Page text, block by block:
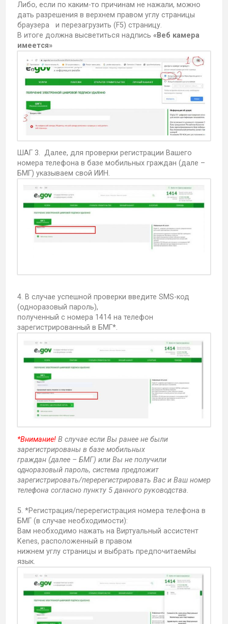
Либо, если по каким-то причинам не нажали, можно
дать разрешения в верхнем правом углу страницы
браузера и перезагрузить (F5) страницу.
В итоге должна высветиться надпись «Веб камера
имеется»
ШАГ 3. Далее, для проверки регистрации Вашего
номера телефона в базе мобильных граждан (дале –
БМГ) указываем свой ИИН.
4. В случае успешной проверки введите SMS-код
(одноразовый пароль),
полученный с номера 1414 на телефон
зарегистрированный в БМГ*.
*Внимание!В случае если Вы ранее не были
зарегистрированы в базе мобильных
граждан (далее – БМГ) или Вы не получили
одноразовый пароль, система предложит
зарегистрировать/перерегистрировать Вас и Ваш номер
телефона согласно пункту 5данного руководства.
5. *Регистрация/перерегистрация номера телефона в
БМГ (в случае необходимости):
Вам необходимо нажать на Виртуальный ассистент
Kenes, расположенный в правом
нижнем углу страницы и выбрать предпочитаемйы
язык.